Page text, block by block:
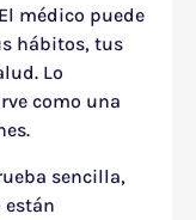
médico puede
hábitos, tus
Lo
como una
sencilla,
están